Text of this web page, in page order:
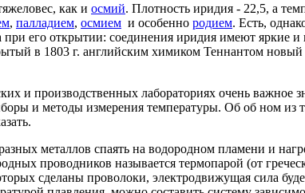
как и осмий. Плотность иридия - 22,5, а
, палладием, осмием и особенно родием. Есть,
при его открытии: соединения иридия имеют яркие
в 1803 г. английским химиком Теннантом
и производственных лабораториях очень важное
и методы измерения температуры. Об об ном из
металлов спаять на водородном пламени и
проводников называется термопарой (от
сделаны проволоки, электродвижущая сила